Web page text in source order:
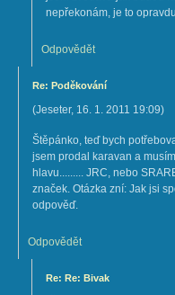
nepřekonám, je to
Odpovědět
Re: Poděkování
(Jeseter, 16. 1. 2011 19:09)
Štěpánko, teď bych
jsem prodal karavan a
hlavu......... JRC, nebo
značek. Otázka zní: Jak jsi
odpověď.
Odpovědět
Re: Re: Bivak